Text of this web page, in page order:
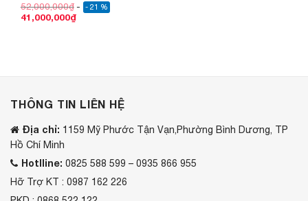
52,000,000₫ - 21 %
41,000,000₫
THÔNG TIN LIÊN HỆ
Địa chỉ: 1159 Mỹ Phước Tận Vạn,Phường Bình Dương, TP
Hồ Chí Minh
Hotlline: 0825 588 599 – 0935 866 955
Hỡ Trợ KT : 0987 162 226